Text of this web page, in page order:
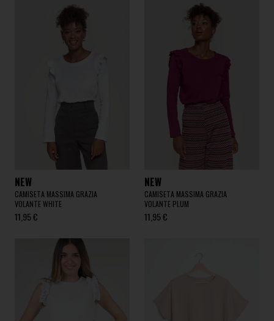
NEW
CAMISETA MASSIMA GRAZIA
VOLANTE WHITE
11,95 €
NEW
CAMISETA MASSIMA GRAZIA
VOLANTE PLUM
11,95 €